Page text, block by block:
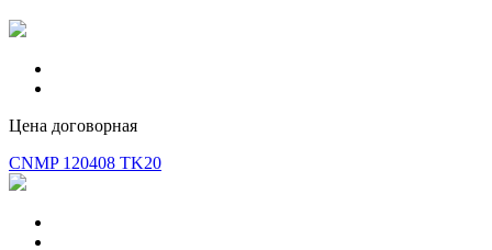
Цена договорная
CNMP 120408 TK20